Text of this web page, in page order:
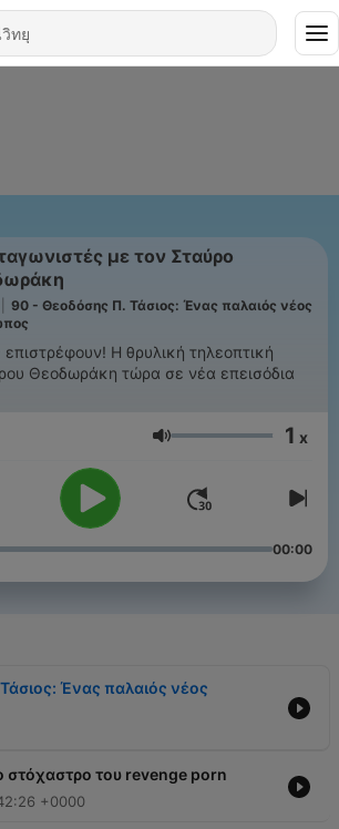
με τον Σταύρο
90 - Θεοδόσης Π. Τάσιος: Ένας παλαιός νέος
Η θρυλική τηλεοπτική
Θεοδωράκη τώρα σε νέα επεισόδια
ระดับเสียง 1 x
00:00
Ένας παλαιός νέος
στόχαστρο του revenge porn
+0000